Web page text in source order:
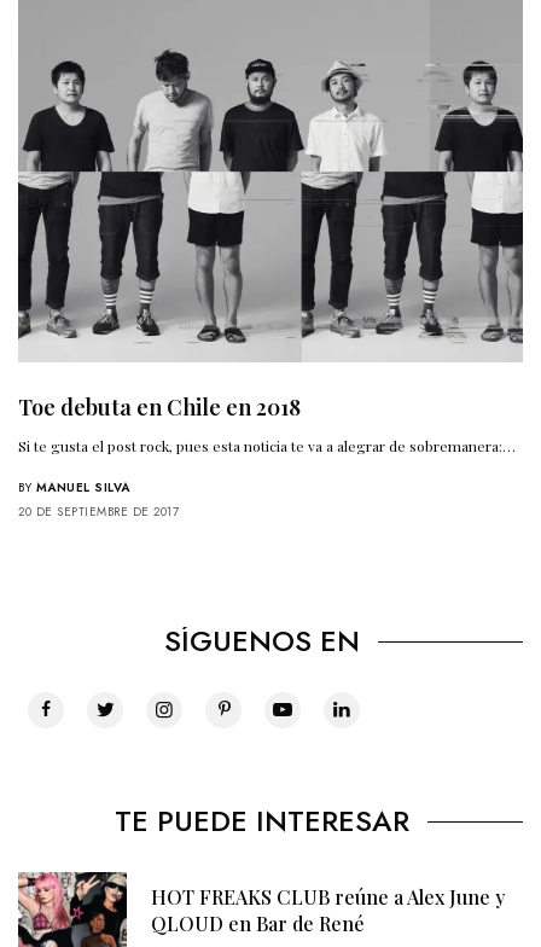
Toe debuta en Chile en 2018
Si te gusta el post rock, pues esta noticia te va a alegrar de sobremanera:…
BY MANUEL SILVA
20 DE SEPTIEMBRE DE 2017
SÍGUENOS EN
TE PUEDE INTERESAR
HOT FREAKS CLUB reúne a Alex June y
QLOUD en Bar de René